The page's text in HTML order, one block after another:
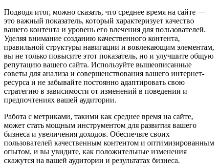
Подводя итог, можно сказать, что среднее время на сайте —
это важный показатель, который характеризует качество
вашего контента и уровень его влечения для пользователей.
Уделяя внимание созданию качественного контента,
правильной структуры навигации и вовлекающим элементам,
вы не только повысите этот показатель, но и улучшите общую
репутацию вашего сайта. Используйте вышеописанные
советы для анализа и совершенствования вашего интернет-
ресурса и не забывайте постоянно адаптировать свою
стратегию в зависимости от изменений в поведении и
предпочтениях вашей аудитории.
Работа с метриками, такими как среднее время на сайте,
может стать мощным инструментом для развития вашего
бизнеса и увеличения доходов. Обеспечьте своих
пользователей качественным контентом и оптимизированным
опытом, и вы увидите, как положительные изменения
скажутся на вашей аудитории и результатах бизнеса.